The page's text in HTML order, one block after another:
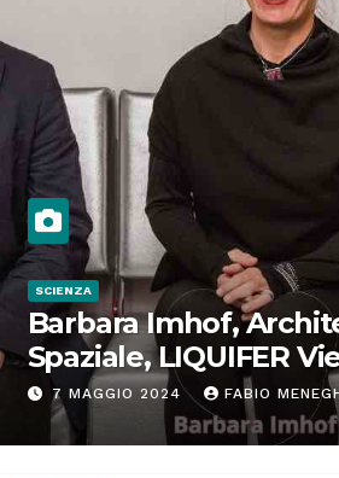
SCIENZA
Barbara Imhof,
Spaziale, LIQUIFER
“Progettiamo habitat
Spazio”
7 MAGGIO 2024 FABIO